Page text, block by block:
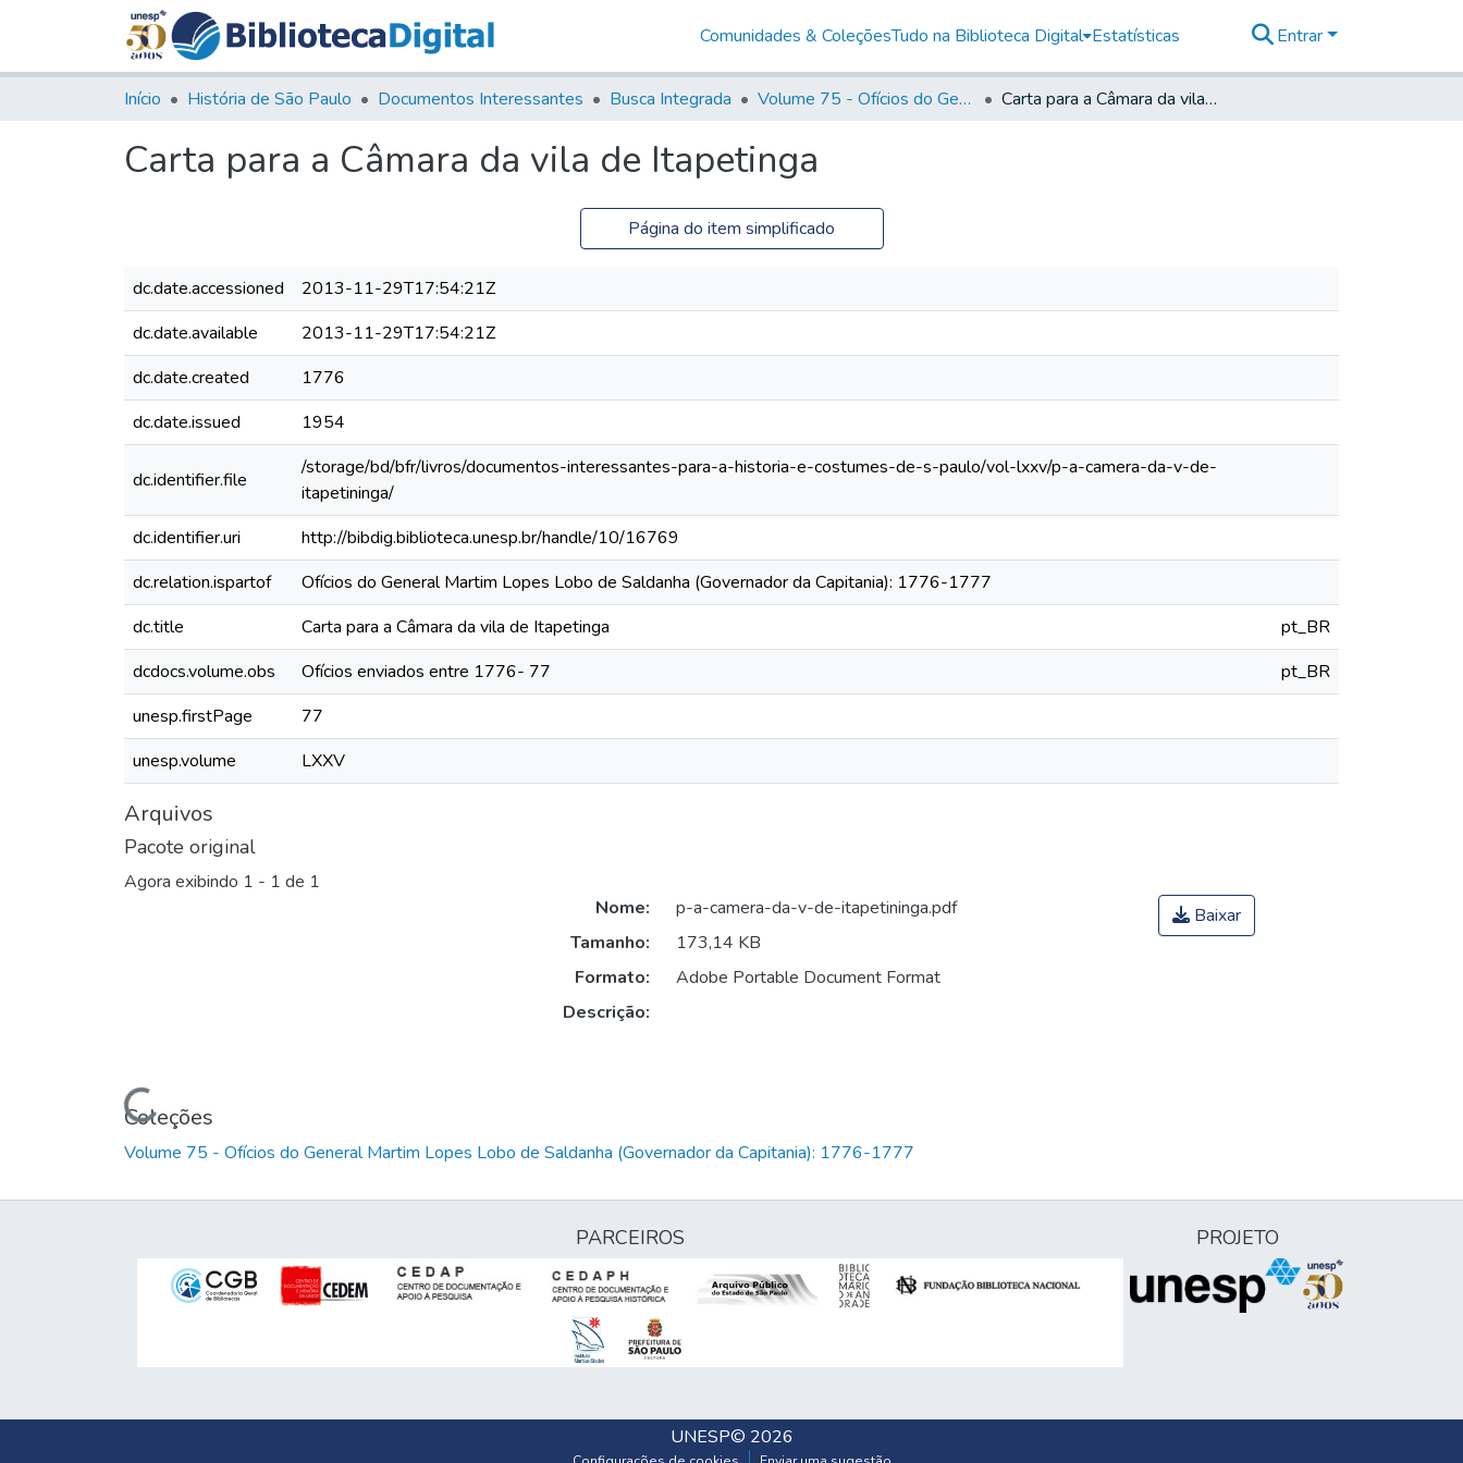
Comunidades & ColeçõesTudo na Biblioteca Digital Estatísticas Entrar
Início História de São Paulo Documentos Interessantes Busca Integrada Volume 75 - Ofícios do General Martim Lopes Lobo de Saldanha (Governador da Capitania): 1776-1777 Carta para a Câmara da vila de Itapetinga
Carta para a Câmara da vila de Itapetinga
Página do item simplificado
dc.date.accessioned
2013-11-29T17:54:21Z
dc.date.available
2013-11-29T17:54:21Z
dc.date.created
1776
dc.date.issued
1954
dc.identifier.file
/storage/bd/bfr/livros/documentos-interessantes-para-a-historia-e-costumes-de-s-paulo/vol-lxxv/p-a-camera-da-v-de-
itapetininga/
dc.identifier.uri
http://bibdig.biblioteca.unesp.br/handle/10/16769
dc.relation.ispartof
Ofícios do General Martim Lopes Lobo de Saldanha (Governador da Capitania): 1776-1777
dc.title
Carta para a Câmara da vila de Itapetinga
pt_BR
dcdocs.volume.obs
Ofícios enviados entre 1776- 77
pt_BR
unesp.firstPage
77
unesp.volume
LXXV
Arquivos
Pacote original
Agora exibindo 1 - 1 de 1
Carregando...
Nome:
p-a-camera-da-v-de-itapetininga.pdf
Tamanho:
173,14 KB
Formato:
Adobe Portable Document Format
Descrição:
Baixar
Coleções
Volume 75 - Ofícios do General Martim Lopes Lobo de Saldanha (Governador da Capitania): 1776-1777
PARCEIROS PROJETO
UNESP© 2026